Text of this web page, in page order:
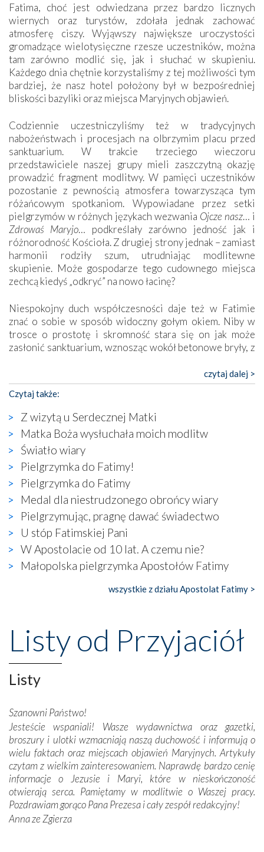
Fatima, choć jest odwiedzana przez bardzo licznych
wiernych oraz turystów, zdołała jednak zachować
atmosferę ciszy. Wyjąwszy największe uroczystości
gromadzące wielotysięczne rzesze uczestników, można
tam zarówno modlić się, jak i słuchać w skupieniu.
Każdego dnia chętnie korzystaliśmy z tej możliwości tym
bardziej, że nasz hotel położony był w bezpośredniej
bliskości bazyliki oraz miejsca Maryjnych objawień.
Codziennie uczestniczyliśmy też w tradycyjnych
nabożeństwach i procesjach na olbrzymim placu przed
sanktuarium. W trakcie trzeciego wieczoru
przedstawiciele naszej grupy mieli zaszczytną okazję
prowadzić fragment modlitwy. W pamięci uczestników
pozostanie z pewnością atmosfera towarzysząca tym
różańcowym spotkaniom. Wypowiadane przez setki
pielgrzymów w różnych językach wezwania Ojcze nasz… i
Zdrowaś Maryjo… podkreślały zarówno jedność jak i
różnorodność Kościoła. Z drugiej strony jednak – zamiast
harmonii rodziły szum, utrudniając modlitewne
skupienie. Może gospodarze tego cudownego miejsca
zechcą kiedyś „odkryć” na nowo łacinę?
Niespokojny duch współczesności daje też w Fatimie
znać o sobie w sposób widoczny gołym okiem. Niby w
trosce o prostotę i skromność stara się on jak może
zasłonić sanktuarium, wznosząc wokół betonowe bryły, z
katolickiego kultu. Tylko co wspólnego z żywą,
autentyczną wiarą mogą mieć płaskie, szare bunkry albo
kaplice, w których Tabernakulum przypomina bardziej
skrzynkę na narzędzia? Albo co powiedzieć o ustawionym
tuż przy nowej bazylice wielkim krzyżu, na którym
zamiast Chrystusa umieszczono dziwaczną postać jakby
wyjętą ze starożytnych hieroglifów? W kulturowym
kontekście naszych czasów to raczej karykatura niż godny
wizerunek Zbawiciela…
Zatem nawet w bezpośrednim otoczeniu sanktuarium
naocznie przekonaliśmy się, że wewnątrz Kościoła toczy
się ogromna walka o kształt katolicyzmu i o serca
wierzących. Do czego to zmaganie może prowadzić,
widzieliśmy w urokliwym, niewielkim mieście Obidos,
gdzie w miejscu dawnego kościoła działa dzisiaj…
księgarnia.
Nasze pielgrzymkowe wyprawy, których celem były
wznoszono na chwałę Bożą, na przykład – w podzięce za
Opatrznościową pomoc w wygranej bitwie o
niepodległość kraju. Zachwyt budziła potężna, a zarazem
misterna architektura tych monumentalnych dzieł,
wspaniałe zdobienia, dbałość ich twórców o detale,
budowniczych.
Podążyliśmy też śladami fatimskich wizjonerów – Łucji
dos Santos oraz świętych Hiacynty i Franciszka Marto.
Modliliśmy się przy ich grobach. Odprawiliśmy Drogę
Krzyżową w ich rodzinnych stronach, odwiedziliśmy
domy, w których żyli.
W miejscu objawień Matki Bożej zapaliliśmy świece
czytaj dalej >
Czytaj także:
Z wizytą u Serdecznej Matki
Matka Boża wysłuchała moich modlitw
Światło wiary
Pielgrzymka do Fatimy!
Pielgrzymka do Fatimy
Medal dla niestrudzonego obrońcy wiary
Pielgrzymując, pragnę dawać świadectwo
U stóp Fatimskiej Pani
W Apostolacie od 10 lat. A czemu nie?
Małopolska pielgrzymka Apostołów Fatimy
wszystkie z działu Apostolat Fatimy >
Listy od Przyjaciół
Listy
Szanowni Państwo!
Jesteście wspaniali! Wasze wydawnictwa oraz gazetki,
broszury i ulotki wzmacniają naszą duchowość i informują o
wielu faktach oraz miejscach objawień Maryjnych. Artykuły
czytam z wielkim zainteresowaniem. Naprawdę bardzo cenię
informacje o Jezusie i Maryi, które w nieskończoność
otwierają serca. Pamiętamy w modlitwie o Waszej pracy.
Pozdrawiam gorąco Pana Prezesa i cały zespół redakcyjny!
Anna ze Zgierza